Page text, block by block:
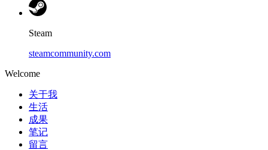
Steam
steamcommunity.com
Welcome
关于我
生活
成果
笔记
留言